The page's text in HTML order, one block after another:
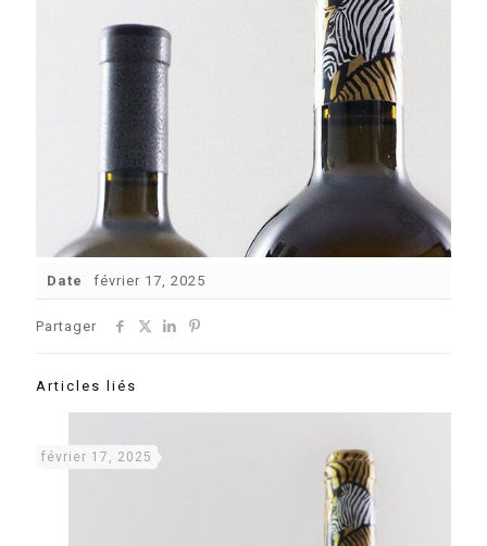
Date février 17, 2025
Partager
Articles liés
février 17, 2025